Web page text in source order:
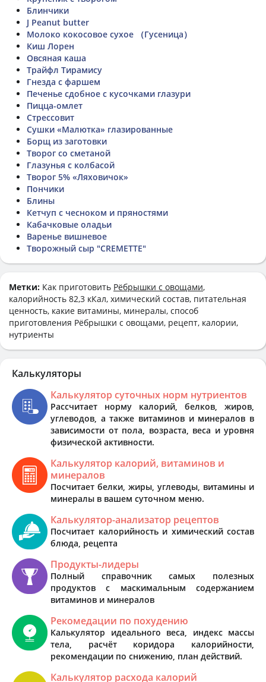
Блинчики
J Peanut butter
Молоко кокосовое сухое （Гусеница）
Киш Лорен
Овсяная каша
Трайфл Тирамису
Гнезда с фаршем
Печенье сдобное с кусочками глазури
Пицца-омлет
Стрессовит
Сушки «Малютка» глазированные
Борщ из заготовки
Творог со сметаной
Глазунья с колбасой
Творог 5% «Ляховичок»
Пончики
Блины
Кетчуп с чесноком и пряностями
Кабачковые оладьи
Варенье вишневое
Творожный сыр "CREMETTE"
Метки: Как приготовить Рëбрышки с овощами,
калорийность 82,3 кКал, химический состав, питательная
ценность, какие витамины, минералы, способ
приготовления Рëбрышки с овощами, рецепт, калории,
нутриенты
Калькуляторы
Калькулятор суточных норм нутриентов
Рассчитает норму калорий, белков, жиров,
углеводов, а также витаминов и минералов в
зависимости от пола, возраста, веса и уровня
физической активности.
Калькулятор калорий, витаминов и
минералов
Посчитает белки, жиры, углеводы, витамины и
минералы в вашем суточном меню.
Калькулятор-анализатор рецептов
Посчитает калорийность и химический состав
блюда, рецепта
Продукты-лидеры
Полный справочник самых полезных
продуктов с маскимальным содержанием
витаминов и минералов
Рекомедации по похудению
Калькулятор идеального веса, индекс массы
тела, расчёт коридора калорийности,
рекомендации по снижению, план действий.
Калькулятор расхода калорий